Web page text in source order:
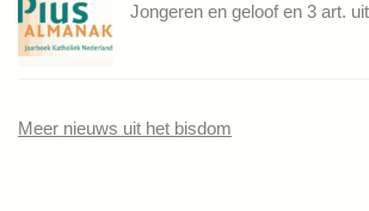
Jongeren en geloof en 3 art.
Meer nieuws uit het bisdom